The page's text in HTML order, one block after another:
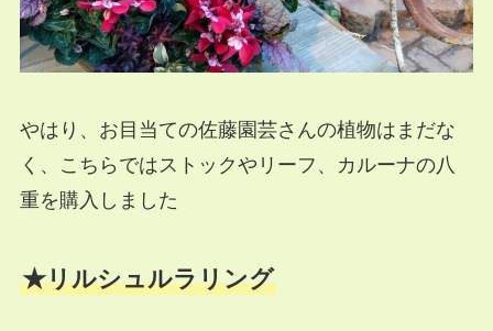
やはり、お目当ての佐藤園芸さんの植物はまだな
く、こちらではストックやリーフ、カルーナの八
重を購入しました
★リルシュルラリング